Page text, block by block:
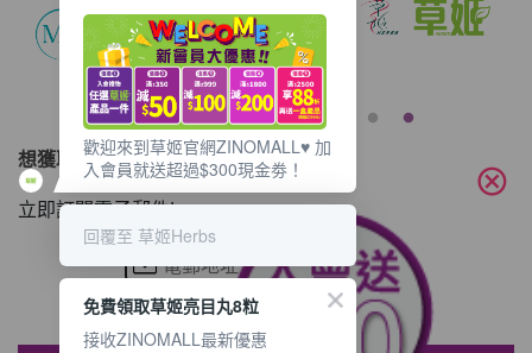
想獲取最新的優惠資訊？
立即訂閱電子郵件!
cancel
歡迎來到草姬官網ZINOMALL♥️ 加
入會員就送超過$300現金劵！
回覆至 草姬Herbs
免費領取草姬亮目丸8粒
接收ZINOMALL最新優惠